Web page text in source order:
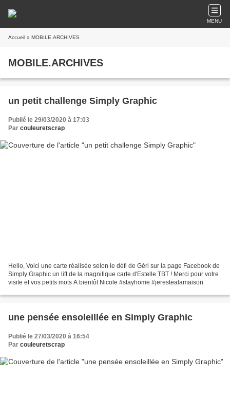
MENU
Accueil » MOBILE.ARCHIVES
MOBILE.ARCHIVES
un petit challenge Simply Graphic
Publié le 29/03/2020 à 17:03
Par couleuretscrap
Hello, Voici une carte réalisée selon le défi de Géri sur la page Facebook de
Simply Graphic un lift de la magnifique carte d'Estelle TBT ! Merci pour votre
visite et vos petits mots A bientôt Nicole #stayhome #jerestealamaison
une pensée ensoleillée en Simply Graphic
Publié le 27/03/2020 à 16:54
Par couleuretscrap